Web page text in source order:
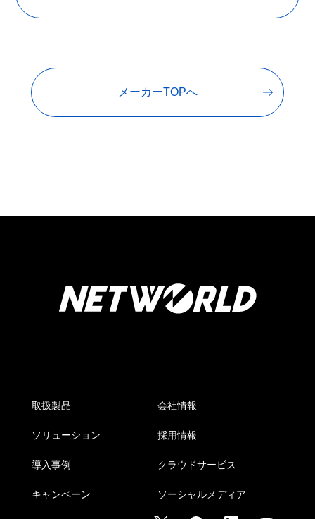
メーカーTOPへ
取扱製品
ソリューション
導入事例
キャンペーン
会社情報
採用情報
クラウドサービス
ソーシャルメディア